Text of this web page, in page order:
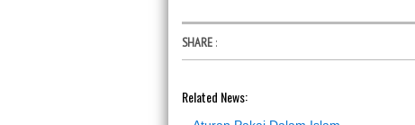
SHARE :
Related News: